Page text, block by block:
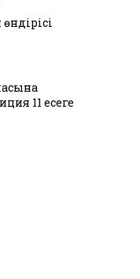
11 есеге